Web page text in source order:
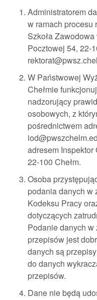
Administratorem
w ramach procesu
Szkoła
Pocztowej 54, 22-
W Państwowej
Chełmie
nadzorujący
osobowych, z
pośrednictwem
adresem Inspektor
22-100 Chełm.
Osoba
podania danych w
Kodeksu Pracy
dotyczących
Podanie danych
przepisów jest
danych są
do danych
przepisów.
Dane nie będą